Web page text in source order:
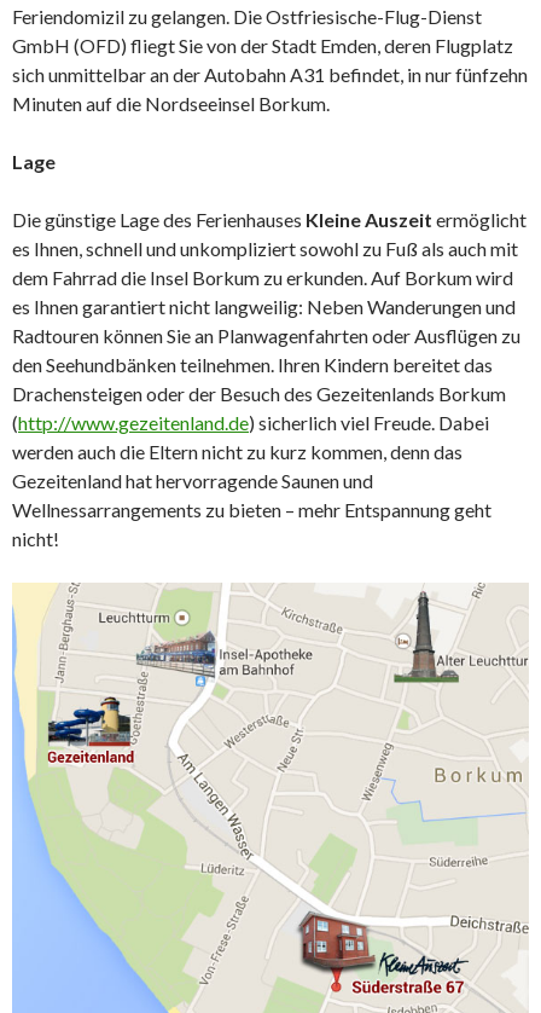
Feriendomizil zu gelangen. Die Ostfriesische-Flug-Dienst
GmbH (OFD) fliegt Sie von der Stadt Emden, deren Flugplatz
sich unmittelbar an der Autobahn A31 befindet, in nur fünfzehn
Minuten auf die Nordseeinsel Borkum.
Lage
Die günstige Lage des Ferienhauses Kleine Auszeit ermöglicht
es Ihnen, schnell und unkompliziert sowohl zu Fuß als auch mit
dem Fahrrad die Insel Borkum zu erkunden. Auf Borkum wird
es Ihnen garantiert nicht langweilig: Neben Wanderungen und
Radtouren können Sie an Planwagenfahrten oder Ausflügen zu
den Seehundbänken teilnehmen. Ihren Kindern bereitet das
Drachensteigen oder der Besuch des Gezeitenlands Borkum
(http://www.gezeitenland.de) sicherlich viel Freude. Dabei
werden auch die Eltern nicht zu kurz kommen, denn das
Gezeitenland hat hervorragende Saunen und
Wellnessarrangements zu bieten – mehr Entspannung geht
nicht!